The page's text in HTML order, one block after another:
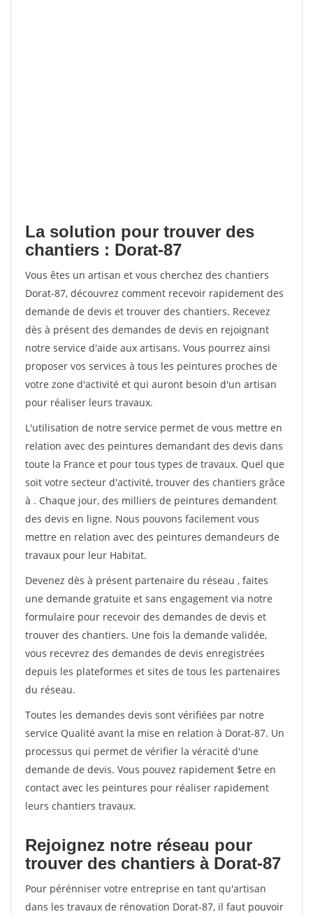
La solution pour trouver des
chantiers : Dorat-87
Vous êtes un artisan et vous cherchez des chantiers
Dorat-87, découvrez comment recevoir rapidement des
demande de devis et trouver des chantiers. Recevez
dès à présent des demandes de devis en rejoignant
notre service d'aide aux artisans. Vous pourrez ainsi
proposer vos services à tous les peintures proches de
votre zone d'activité et qui auront besoin d'un artisan
pour réaliser leurs travaux.
L'utilisation de notre service permet de vous mettre en
relation avec des peintures demandant des devis dans
toute la France et pour tous types de travaux. Quel que
soit votre secteur d'activité, trouver des chantiers grâce
à . Chaque jour, des milliers de peintures demandent
des devis en ligne. Nous pouvons facilement vous
mettre en relation avec des peintures demandeurs de
travaux pour leur Habitat.
Devenez dès à présent partenaire du réseau , faites
une demande gratuite et sans engagement via notre
formulaire pour recevoir des demandes de devis et
trouver des chantiers. Une fois la demande validée,
vous recevrez des demandes de devis enregistrées
depuis les plateformes et sites de tous les partenaires
du réseau.
Toutes les demandes devis sont vérifiées par notre
service Qualité avant la mise en relation à Dorat-87. Un
processus qui permet de vérifier la véracité d'une
demande de devis. Vous pouvez rapidement $etre en
contact avec les peintures pour réaliser rapidement
leurs chantiers travaux.
Rejoignez notre réseau pour
trouver des chantiers à Dorat-87
Pour pérénniser votre entreprise en tant qu'artisan
dans les travaux de rénovation Dorat-87, il faut pouvoir